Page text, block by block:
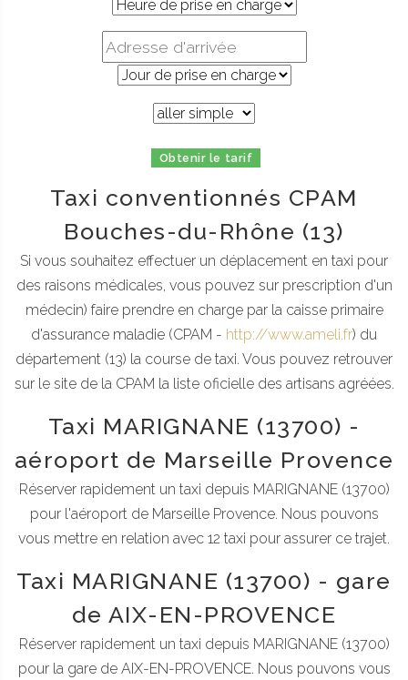
Obtenir le tarif
Taxi conventionnés CPAM
Bouches-du-Rhône (13)
Si vous souhaitez effectuer un déplacement en taxi pour
des raisons médicales, vous pouvez sur prescription d'un
médecin) faire prendre en charge par la caisse primaire
d'assurance maladie (CPAM - http://www.ameli.fr) du
département (13) la course de taxi. Vous pouvez retrouver
sur le site de la CPAM la liste oficielle des artisans agréées.
Taxi MARIGNANE (13700) -
aéroport de Marseille Provence
Réserver rapidement un taxi depuis MARIGNANE (13700)
pour l'aéroport de Marseille Provence. Nous pouvons
vous mettre en relation avec 12 taxi pour assurer ce trajet.
Taxi MARIGNANE (13700) - gare
de AIX-EN-PROVENCE
Réserver rapidement un taxi depuis MARIGNANE (13700)
pour la gare de AIX-EN-PROVENCE. Nous pouvons vous